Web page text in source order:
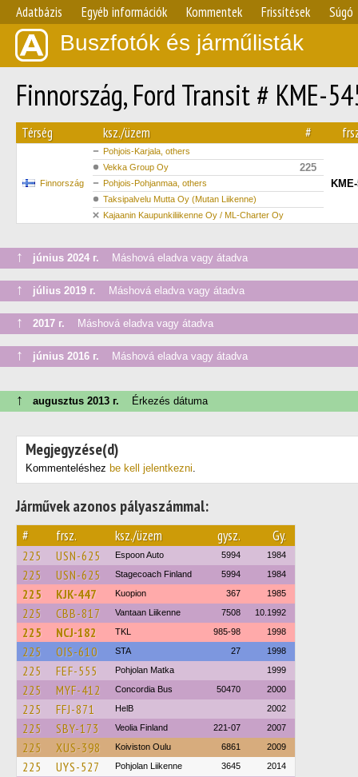
Adatbázis Egyéb információk Kommentek Frissítések Súgó
Buszfotók és járműlisták
Finnország, Ford Transit # KME-
Térség ksz./üzem #
Finnország
Pohjois-Karjala, others
Vekka Group Oy 225
Pohjois-Pohjanmaa, others
Taksipalvelu Mutta Oy (Mutan Liikenne)
Kajaanin Kaupunkiliikenne Oy / ML-Charter Oy
↑ június 2024 г. Máshová eladva vagy átadva
↑ július 2019 г. Máshová eladva vagy átadva
↑ 2017 г. Máshová eladva vagy átadva
↑ június 2016 г. Máshová eladva vagy átadva
↑ augusztus 2013 г. Érkezés dátuma
Megjegyzése(d)
Kommenteléshez be kell jelentkezni.
Járművek azonos pályaszámmal:
# frsz. ksz./üzem gysz. Gy.
225 USN-625 Espoon Auto 5994 1984
225 USN-625 Stagecoach Finland 5994 1984
225 KJK-447 Kuopion 367 1985
225 CBB-817 Vantaan Liikenne 7508 10.1992
225 NCJ-182 TKL 985-98 1998
225 OIS-610 STA 27 1998
225 FEF-555 Pohjolan Matka 1999
225 MYF-412 Concordia Bus 50470 2000
225 FFJ-871 HelB 2002
225 SBY-173 Veolia Finland 221-07 2007
225 XUS-398 Koiviston Oulu 6861 2009
225 UYS-527 Pohjolan Liikenne 3645 2014